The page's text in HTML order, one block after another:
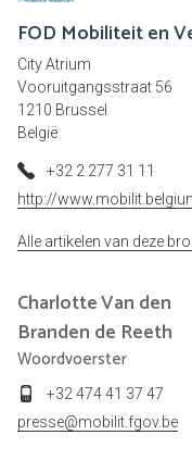
FOD Mobiliteit en
City Atrium
Vooruitgangsstraat 56
1210 Brussel
België
+32 2 277 31 11
http://
Alle artikelen van deze
CharlotteVan den
Branden de Reeth
Woordvoerster
+32 474 41 37 47
presse@mobilit.fgov.be